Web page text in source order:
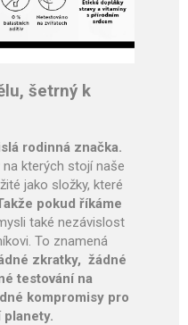
šetrný k
rodinná značka.
kterých stojí naše
jako složky, které
pokud říkáme
také nezávislost
To znamená
zkratky, žádné
testování na
kompromisy pro
planety.